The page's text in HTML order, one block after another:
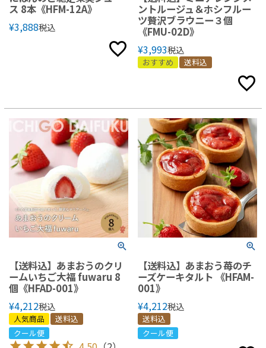
ス 8本《HFM-12A》
¥3,888税込
ントルージュ＆ホシフルー
ツ贅沢ブラウニー３個
《FMU-02D》
¥3,993税込
おすすめ 送料込
【送料込】あまおうのクリ
ームいちご大福 fuwaru 8
個《HFAD-001》
¥4,212税込
人気商品
送料込
クール便
【送料込】あまおう苺のチ
ーズケーキタルト 《HFAM-
001》
¥4,212税込
送料込
クール便